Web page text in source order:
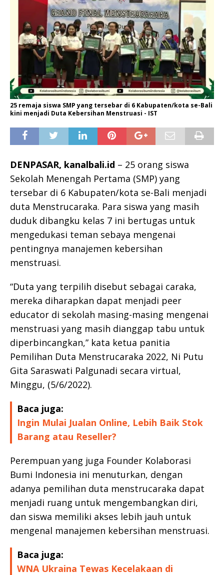
25 remaja siswa SMP yang tersebar di 6 Kabupaten/kota se-Bali
kini menjadi Duta Kebersihan Menstruasi - IST
DENPASAR, kanalbali.id – 25 orang siswa
Sekolah Menengah Pertama (SMP) yang
tersebar di 6 Kabupaten/kota se-Bali menjadi
duta Menstrucaraka. Para siswa yang masih
duduk dibangku kelas 7 ini bertugas untuk
mengedukasi teman sebaya mengenai
pentingnya manajemen kebersihan
menstruasi.
“Duta yang terpilih disebut sebagai caraka,
mereka diharapkan dapat menjadi peer
educator di sekolah masing-masing mengenai
menstruasi yang masih dianggap tabu untuk
diperbincangkan,” kata ketua panitia
Pemilihan Duta Menstrucaraka 2022, Ni Putu
Gita Saraswati Palgunadi secara virtual,
Minggu, (5/6/2022).
Baca juga:
Ingin Mulai Jualan Online, Lebih Baik Stok
Barang atau Reseller?
Perempuan yang juga Founder Kolaborasi
Bumi Indonesia ini menuturkan, dengan
adanya pemilihan duta menstrucaraka dapat
menjadi ruang untuk mengembangkan diri,
dan siswa memiliki akses lebih jauh untuk
mengenal manajemen kebersihan menstruasi.
Baca juga:
WNA Ukraina Tewas Kecelakaan di